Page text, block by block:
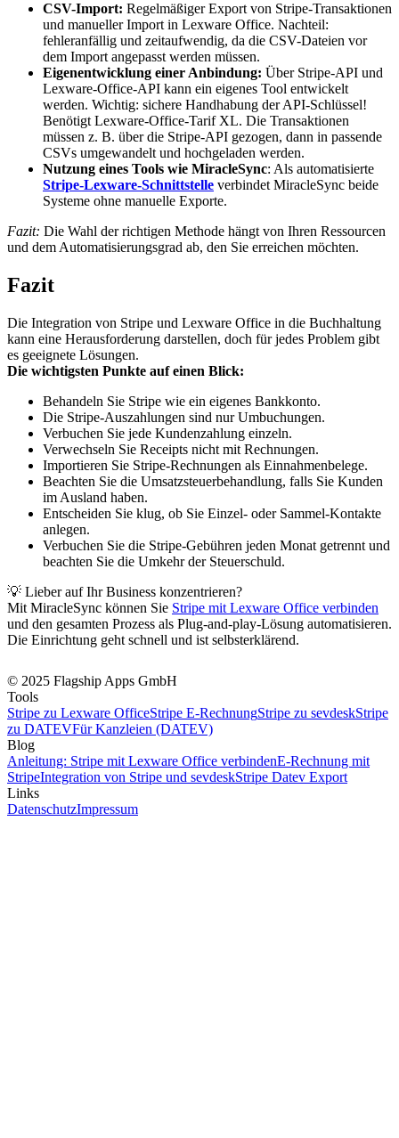
CSV-Import: Regelmäßiger Export von Stripe-Transaktionen
und manueller Import in Lexware Office. Nachteil:
fehleranfällig und zeitaufwendig, da die CSV-Dateien vor
dem Import angepasst werden müssen.
Eigenentwicklung einer Anbindung: Über Stripe-API und
Lexware-Office-API kann ein eigenes Tool entwickelt
werden. Wichtig: sichere Handhabung der API-Schlüssel!
Benötigt Lexware-Office-Tarif XL. Die Transaktionen
müssen z. B. über die Stripe-API gezogen, dann in passende
CSVs umgewandelt und hochgeladen werden.
Nutzung eines Tools wie MiracleSync: Als automatisierte
Stripe-Lexware-Schnittstelle verbindet MiracleSync beide
Systeme ohne manuelle Exporte.
Fazit: Die Wahl der richtigen Methode hängt von Ihren Ressourcen
und dem Automatisierungsgrad ab, den Sie erreichen möchten.
Fazit
Die Integration von Stripe und Lexware Office in die Buchhaltung
kann eine Herausforderung darstellen, doch für jedes Problem gibt
es geeignete Lösungen.
Die wichtigsten Punkte auf einen Blick:
Behandeln Sie Stripe wie ein eigenes Bankkonto.
Die Stripe-Auszahlungen sind nur Umbuchungen.
Verbuchen Sie jede Kundenzahlung einzeln.
Verwechseln Sie Receipts nicht mit Rechnungen.
Importieren Sie Stripe-Rechnungen als Einnahmenbelege.
Beachten Sie die Umsatzsteuerbehandlung, falls Sie Kunden
im Ausland haben.
Entscheiden Sie klug, ob Sie Einzel- oder Sammel-Kontakte
anlegen.
Verbuchen Sie die Stripe-Gebühren jeden Monat getrennt und
beachten Sie die Umkehr der Steuerschuld.
💡 Lieber auf Ihr Business konzentrieren?
Mit MiracleSync können Sie Stripe mit Lexware Office verbinden
und den gesamten Prozess als Plug-and-play-Lösung automatisieren.
Die Einrichtung geht schnell und ist selbsterklärend.
© 2025 Flagship Apps GmbH
Tools
Stripe zu Lexware OfficeStripe E-RechnungStripe zu sevdeskStripe
zu DATEVFür Kanzleien (DATEV)
Blog
Anleitung: Stripe mit Lexware Office verbindenE-Rechnung mit
StripeIntegration von Stripe und sevdeskStripe Datev Export
Links
DatenschutzImpressum